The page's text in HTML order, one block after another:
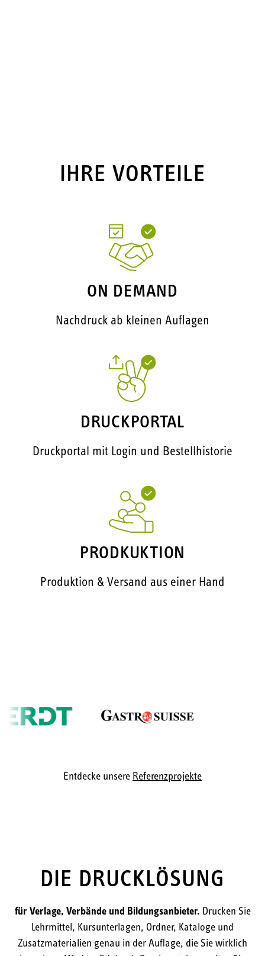
IHRE VORTEILE
ON DEMAND
Nachdruck ab kleinen Auflagen
DRUCKPORTAL
Druckportal mit Login und Bestellhistorie
PRODKUKTION
Produktion & Versand aus einer Hand
Entdecke unsere Referenzprojekte
DIE DRUCKLÖSUNG
für Verlage, Verbände und Bildungsanbieter. Drucken Sie
Lehrmittel, Kursunterlagen, Ordner, Kataloge und
Zusatzmaterialien genau in der Auflage, die Sie wirklich